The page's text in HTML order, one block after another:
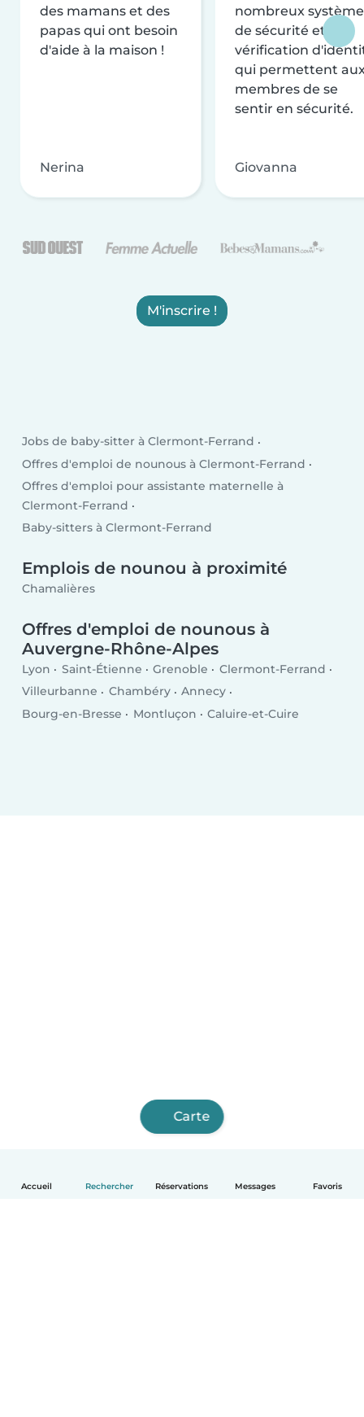
Accueil Rechercher Réservations Messages Favoris
des mamans et des
papas qui ont besoin
d'aide à la maison !
Nerina
nombreux
de sécurité et de
vérification
qui permettent
membres de se
sentir en sécurité.
Giovanna
M'inscrire !
Jobs de baby-sitter à Clermont-Ferrand
Offres d'emploi de nounous à Clermont-Ferrand
Offres d'emploi pour assistante maternelle à
Clermont-Ferrand
Baby-sitters à Clermont-Ferrand
Emplois de nounou à proximité
Chamalières
Offres d'emploi de nounous à
Auvergne-Rhône-Alpes
Lyon Saint-Étienne Grenoble
Clermont-Ferrand
Villeurbanne
Chambéry
Annecy
Bourg-en-Bresse
Montluçon Caluire-et-Cuire
Carte